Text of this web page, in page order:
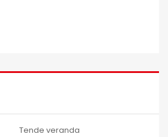
Tende veranda